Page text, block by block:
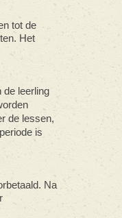
tot de
Het
de leerling
de lessen,
is
Na